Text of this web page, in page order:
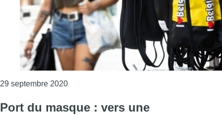
29 septembre 2020Consulter l'article "Port du masque et
Port du masque : vers une